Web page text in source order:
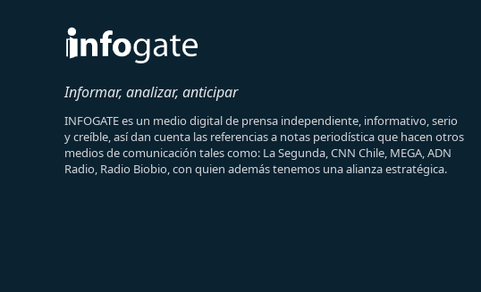
Informar, analizar, anticipar
INFOGATE es un medio digital de prensa independiente, informativo, serio
y creíble, así dan cuenta las referencias a notas periodística que hacen otros
medios de comunicación tales como: La Segunda, CNN Chile, MEGA, ADN
Radio, Radio Biobio, con quien además tenemos una alianza estratégica.